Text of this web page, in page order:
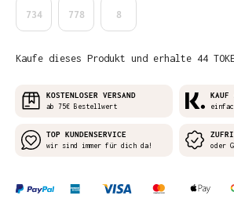
734 778 8
Kaufe dieses Produkt und erhalte 44
KOSTENLOSER VERSAND
ab 75€ Bestellwert
KAUF
TOP KUNDENSERVICE
wir sind immer für dich da!
oder